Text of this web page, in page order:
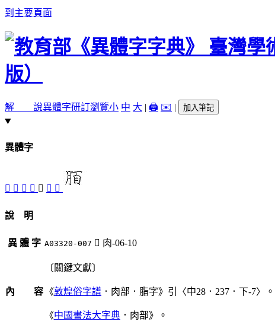
到主要頁面
解 說異體字研訂瀏覽小 中 大 | 🖨️ ✉️ | 加入筆記
異體字
󴱀 󴱁 󴰿 󴱂 󴱄 󴱃 󴱅
說 明
異 體 字 A03320-007 󴱄 肉-06-10
內 容
〔關鍵文獻〕
《敦煌俗字譜 ．肉部．脂字》引〈中28．237．下-7〉。
《中國書法大字典 ．肉部》。